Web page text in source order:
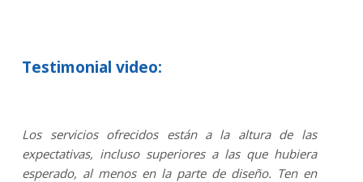
Testimonial video:
Los servicios ofrecidos están a la altura de las
expectativas, incluso superiores a las que hubiera
esperado, al menos en la parte de diseño. Ten en